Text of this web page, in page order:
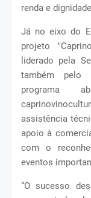
renda e
Já no eixo do
projeto
liderado pela
também pelo
programa
assistência
apoio à
com o
eventos
“O sucesso